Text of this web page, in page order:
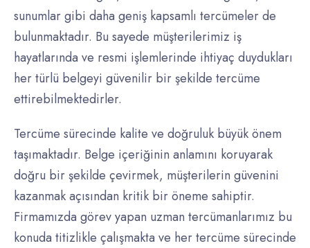
sunumlar gibi daha geniş kapsamlı tercümeler de
bulunmaktadır. Bu sayede müşterilerimiz iş
hayatlarında ve resmi işlemlerinde ihtiyaç duydukları
her türlü belgeyi güvenilir bir şekilde tercüme
ettirebilmektedirler.
Tercüme sürecinde kalite ve doğruluk büyük önem
taşımaktadır. Belge içeriğinin anlamını koruyarak
doğru bir şekilde çevirmek, müşterilerin güvenini
kazanmak açısından kritik bir öneme sahiptir.
Firmamızda görev yapan uzman tercümanlarımız bu
konuda titizlikle çalışmakta ve her tercüme sürecinde